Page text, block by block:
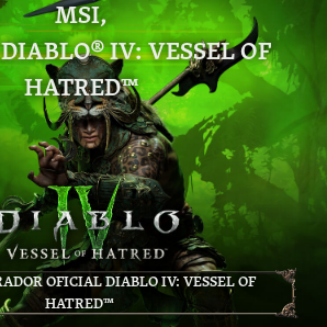
MSI,
IV: VESSEL OF
HATRED™
OFICIAL DIABLO IV: VESSEL OF
HATRED™